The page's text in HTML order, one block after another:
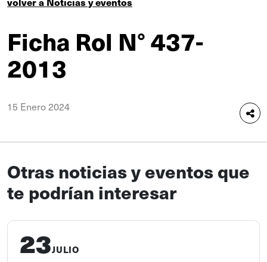
Ficha Rol N° 437-
2013
15 Enero 2024
Otras noticias y eventos que
te podrían interesar
23JULIO